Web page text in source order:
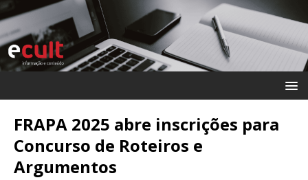
FRAPA 2025 abre inscrições para
Concurso de Roteiros e
Argumentos